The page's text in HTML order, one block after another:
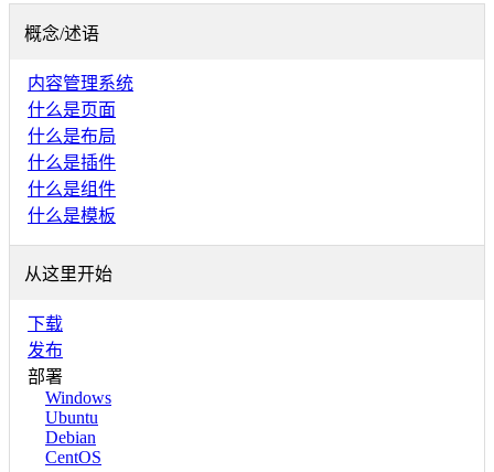
概念/述语
内容管理系统
什么是页面
什么是布局
什么是插件
什么是组件
什么是模板
从这里开始
下载
发布
部署
Windows
Ubuntu
Debian
CentOS